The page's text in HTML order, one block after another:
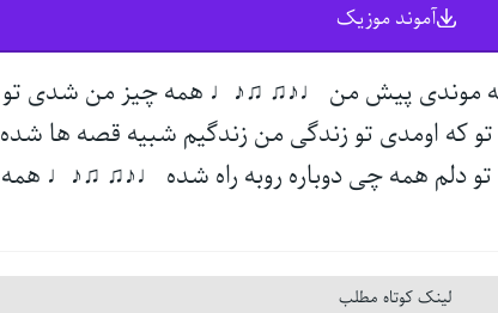
آموند موزیک
موندی پیش من ♩♪♫ ♫♪♩ همه چیز من شدی تو
اومدی تو زندگی من زندگیم شبیه قصه ها شده
دلم همه چی دوباره روبه راه شده ♩♪♫ ♫♪♩ همه
لینک کوتاه مطلب